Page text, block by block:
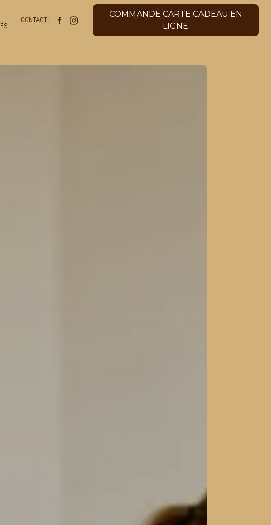
CONTACT
COMMANDE CARTE CADEAU EN
LIGNE